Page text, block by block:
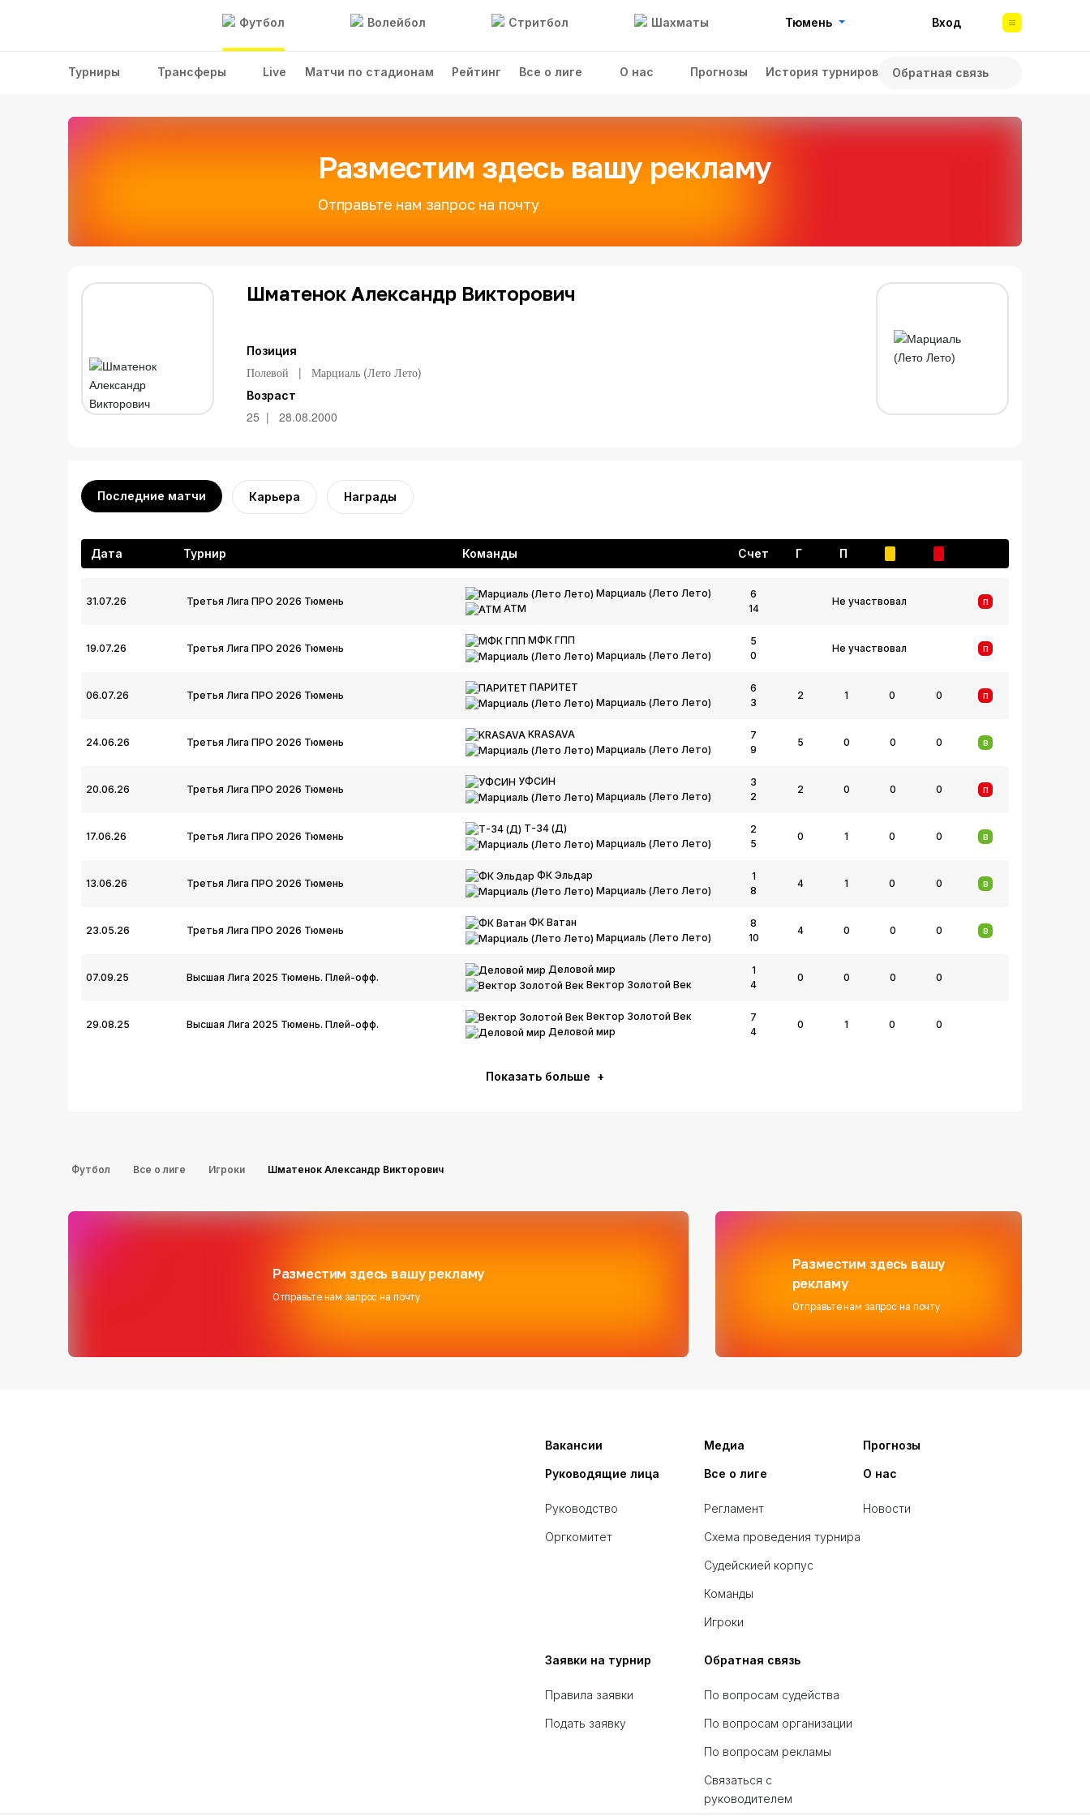
Футбол Волейбол Стритбол Шахматы Тюмень Вход
Турниры Трансферы Live Матчи по стадионам Рейтинг Все о лиге О нас Прогнозы История турниров Обратная связь
Футбол Все о лиге Игроки Шматенок Александр Викторович
Разместим здесь вашу рекламу
Отправьте нам запрос на почту
Шматенок Александр Викторович
Позиция
Полевой Марциаль (Лето Лето)
Возраст
25 28.08.2000
Последние матчи Карьера Награды
Дата Турнир Команды Счет Г П
31.07.26 Третья Лига ПРО 2026 Тюмень
Марциаль (Лето Лето)
АТМ
6
14
П
Не участвовал
19.07.26 Третья Лига ПРО 2026 Тюмень
МФК ГПП
Марциаль (Лето Лето)
5
0
П
Не участвовал
06.07.26 Третья Лига ПРО 2026 Тюмень
ПАРИТЕТ
Марциаль (Лето Лето)
6
3
П
2 1 0 0
24.06.26 Третья Лига ПРО 2026 Тюмень
KRASAVA
Марциаль (Лето Лето)
7
9
В
5 0 0 0
20.06.26 Третья Лига ПРО 2026 Тюмень
УФСИН
Марциаль (Лето Лето)
3
2
П
2 0 0 0
17.06.26 Третья Лига ПРО 2026 Тюмень
Т-34 (Д)
Марциаль (Лето Лето)
2
5
В
0 1 0 0
13.06.26 Третья Лига ПРО 2026 Тюмень
ФК Эльдар
Марциаль (Лето Лето)
1
8
В
4 1 0 0
23.05.26 Третья Лига ПРО 2026 Тюмень
ФК Ватан
Марциаль (Лето Лето)
8
10
В
4 0 0 0
07.09.25 Высшая Лига 2025 Тюмень. Плей-офф.
Деловой мир
Вектор Золотой Век
1
4
0 0 0 0
29.08.25 Высшая Лига 2025 Тюмень. Плей-офф.
Вектор Золотой Век
Деловой мир
7
4
0 1 0 0
Показать больше
Разместим здесь вашу рекламу
Отправьте нам запрос на почту
Разместим здесь вашу
рекламу
Отправьте нам запрос на почту
Все о лиге
Регламент
Схема проведения турнира
Судейскией корпус
Команды
Игроки
Заявки на турнир
Правила заявки
Подать заявку
Медиа Прогнозы
О нас
Новости
Вакансии
Руководящие лица
Руководство
Оргкомитет
Обратная связь
По вопросам судейства
По вопросам организации
По вопросам рекламы
Связаться с
руководителем